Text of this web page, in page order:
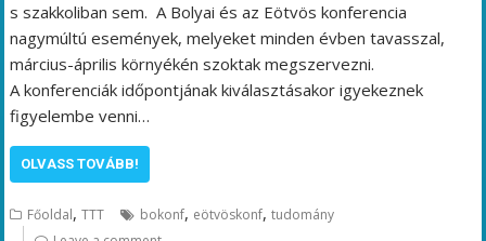
s szakkoliban sem. A Bolyai és az Eötvös konferencia
nagymúltú események, melyeket minden évben tavasszal,
március-április környékén szoktak megszervezni.
A konferenciák időpontjának kiválasztásakor igyekeznek
figyelembe venni…
OLVASS TOVÁBB!
Főoldal,TTT bokonf, eötvöskonf,tudomány